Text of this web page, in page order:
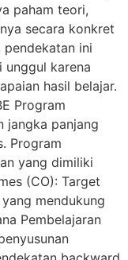
paham teori,
secara konkret
ini
unggul karena
hasil belajar.
Program
jangka panjang
Program
yang dimiliki
(CO): Target
mendukung
Pembelajaran